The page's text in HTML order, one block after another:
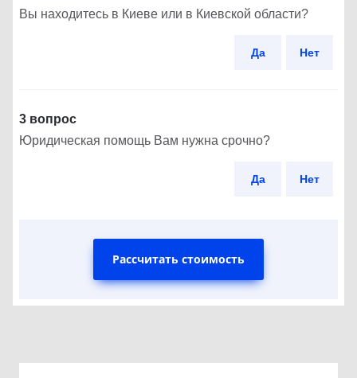
Вы находитесь в Киеве или в Киевской области?
Да Нет
3 вопрос
Юридическая помощь Вам нужна срочно?
Да Нет
Рассчитать стоимость